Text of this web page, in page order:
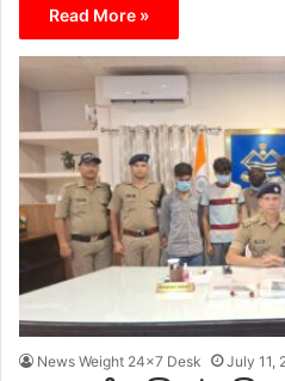
Read More »
News Weight 24x7 Desk July 11,